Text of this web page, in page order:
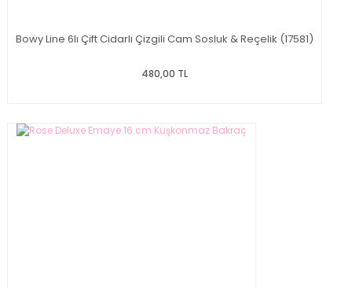
Bowy Line 6lı Çift Cidarlı Çizgili Cam Sosluk & Reçelik (17581)
480,00 TL